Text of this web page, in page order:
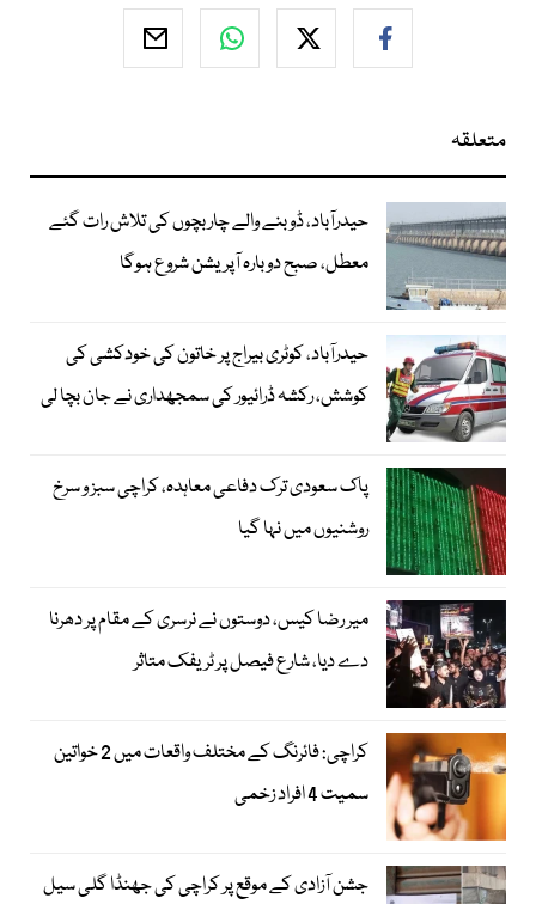
متعلقہ
حیدرآباد، ڈوبنے والے چار بچوں کی تلاش رات گئے
معطل، صبح دوبارہ آپریشن شروع ہوگا
حیدرآباد، کوٹری بیراج پر خاتون کی خودکشی کی
کوشش، رکشہ ڈرائیور کی سمجھداری نے جان بچا لی
پاک سعودی ترک دفاعی معاہدہ، کراچی سبز و سرخ
روشنیوں میں نہا گیا
میر رضا کیس، دوستوں نے نرسری کے مقام پر دھرنا
دے دیا، شارع فیصل پر ٹریفک متاثر
کراچی: فائرنگ کے مختلف واقعات میں 2 خواتین
سمیت 4 افراد زخمی
جشن آزادی کے موقع پر کراچی کی جھنڈا گلی سیل